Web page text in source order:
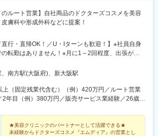
のルート営業】自社商品のドクターズコスメを美容
膚科や形成外科などに提案！
直行・直帰OK！／U・Iターンも歓迎！】※社員自身
転勤はありません！※月に1～2回程度、出張が発
あります。大阪府大阪市淀川区西中島5-7-19 第７
号室■アクセスJR線「新大阪駅」南口より徒歩6分
口より徒歩 7分※受動喫煙対策：屋内完全禁煙
南方駅(大阪府)、新大阪駅
上（固定残業代含む）（例）420万円／ルート営業
2年目（例）380万円／販売サービス業経験／26歳／
支給※上記を超える時間外労働分は追加で支給
★美容クリニックのパートナーとして活躍できる★
未経験からドクターズコスメ『エムディア』の営業とし